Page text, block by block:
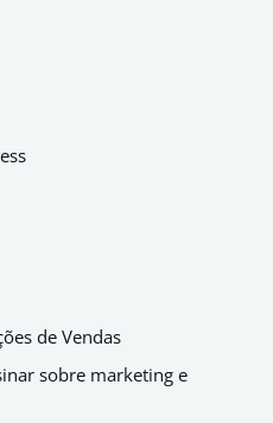
de Vendas
sobre marketing e